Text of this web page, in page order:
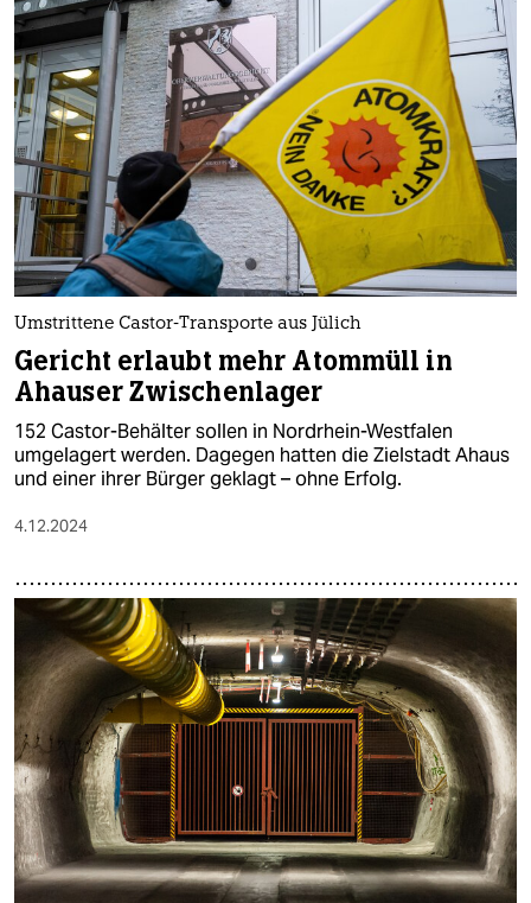
Umstrittene Castor-Transporte aus Jülich
Gericht erlaubt mehr Atommüll in
Ahauser Zwischenlager
152 Castor-Behälter sollen in Nordrhein-Westfalen
umgelagert werden. Dagegen hatten die Zielstadt Ahaus
und einer ihrer Bürger geklagt – ohne Erfolg.
4.12.2024